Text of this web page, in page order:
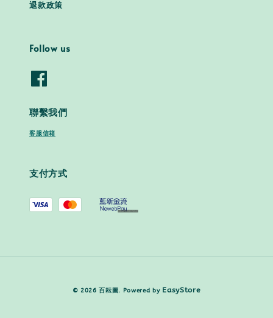
退款政策
Follow us
聯繫我們
客服信箱
支付方式
© 2026 百耘圖. Powered by EasyStore